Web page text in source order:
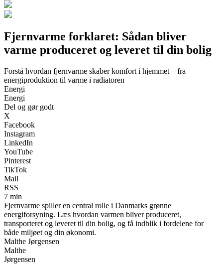
Fjernvarme forklaret: Sådan bliver
varme produceret og leveret til din bolig
Forstå hvordan fjernvarme skaber komfort i hjemmet – fra
energiproduktion til varme i radiatoren
Energi
Energi
Del og gør godt
X
Facebook
Instagram
LinkedIn
YouTube
Pinterest
TikTok
Mail
RSS
7 min
Fjernvarme spiller en central rolle i Danmarks grønne
energiforsyning. Læs hvordan varmen bliver produceret,
transporteret og leveret til din bolig, og få indblik i fordelene for
både miljøet og din økonomi.
Malthe Jørgensen
Malthe
Jørgensen